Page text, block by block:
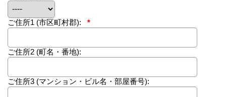
ご住所1 (市区町村郡): *
ご住所2 (町名・番地):
ご住所3 (マンション・ビル名・部屋番号):